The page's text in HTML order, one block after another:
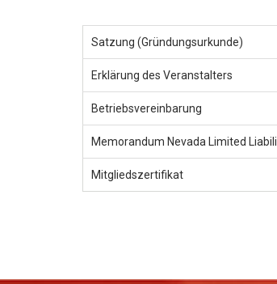
Satzung (Gründungsurkunde)
Erklärung des Veranstalters
Betriebsvereinbarung
Memorandum Nevada Limited
Mitgliedszertifikat